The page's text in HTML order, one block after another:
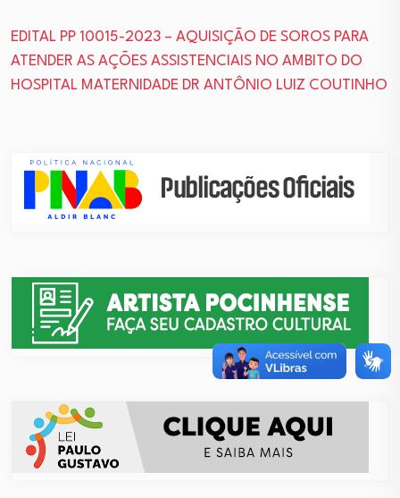
EDITAL PP 10015-2023 – AQUISIÇÃO DE SOROS PARA
ATENDER AS AÇÕES ASSISTENCIAIS NO AMBITO DO
HOSPITAL MATERNIDADE DR ANTÔNIO LUIZ COUTINHO